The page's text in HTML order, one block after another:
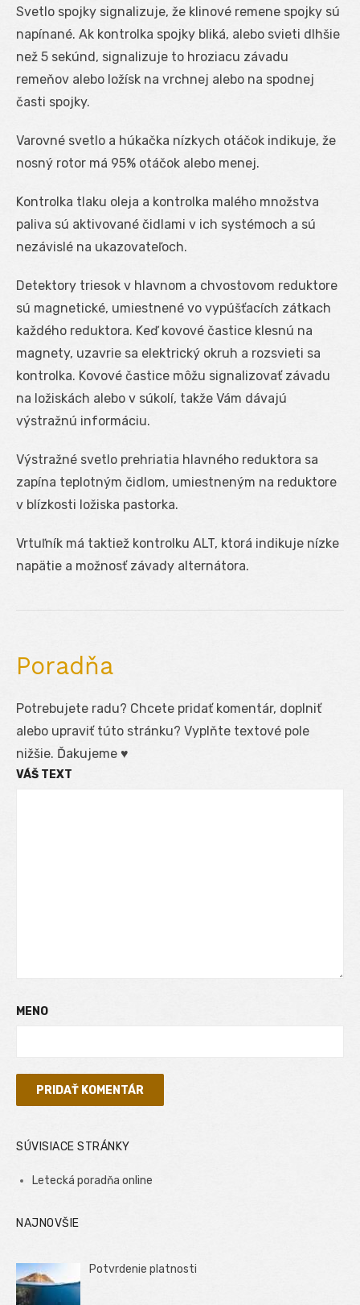
Svetlo spojky signalizuje, že klinové remene spojky sú
napínané. Ak kontrolka spojky bliká, alebo svieti dlhšie
než 5 sekúnd, signalizuje to hroziacu závadu
remeňov alebo ložísk na vrchnej alebo na spodnej
časti spojky.
Varovné svetlo a húkačka nízkych otáčok indikuje, že
nosný rotor má 95% otáčok alebo menej.
Kontrolka tlaku oleja a kontrolka malého množstva
paliva sú aktivované čidlami v ich systémoch a sú
nezávislé na ukazovateľoch.
Detektory triesok v hlavnom a chvostovom reduktore
sú magnetické, umiestnené vo vypúšťacích zátkach
každého reduktora. Keď kovové častice klesnú na
magnety, uzavrie sa elektrický okruh a rozsvieti sa
kontrolka. Kovové častice môžu signalizovať závadu
na ložiskách alebo v súkolí, takže Vám dávajú
výstražnú informáciu.
Výstražné svetlo prehriatia hlavného reduktora sa
zapína teplotným čidlom, umiestneným na reduktore
v blízkosti ložiska pastorka.
Vrtuľník má taktiež kontrolku ALT, ktorá indikuje nízke
napätie a možnosť závady alternátora.
Poradňa
Potrebujete radu? Chcete pridať komentár, doplniť
alebo upraviť túto stránku? Vyplňte textové pole
nižšie. Ďakujeme ♥
VÁŠ TEXT
MENO
SÚVISIACE STRÁNKY
Letecká poradňa online
NAJNOVŠIE
Potvrdenie platnosti